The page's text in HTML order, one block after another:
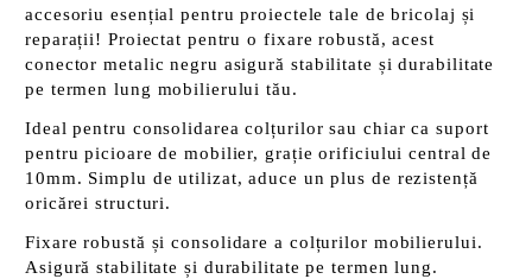
accesoriu esențial pentru proiectele tale de bricolaj și
reparații! Proiectat pentru o fixare robustă, acest
conector metalic negru asigură stabilitate și durabilitate
pe termen lung mobilierului tău.
Ideal pentru consolidarea colțurilor sau chiar casuport
pentru picioare de mobilier, grație orificiului central de
10mm. Simplu de utilizat, aduce un plus de rezistență
oricărei structuri.
Fixare robustă șiconsolidare a colțurilor mobilierului.
Asigurăstabilitate și durabilitate pe termen lung.